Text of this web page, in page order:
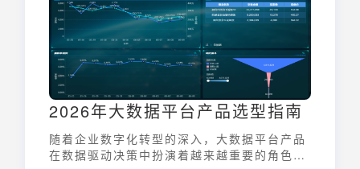
2026年大数据平台产品选型指南
随着企业数字化转型的深入，大数据平台产品
在数据驱动决策中扮演着越来越重要的角色。